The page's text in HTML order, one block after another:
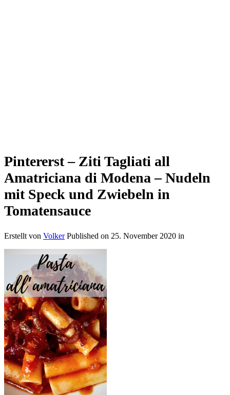
Pintererst – Ziti Tagliati all
Amatriciana di Modena – Nudeln
mit Speck und Zwiebeln in
Tomatensauce
Erstellt von Volker Published on 25. November 2020 in